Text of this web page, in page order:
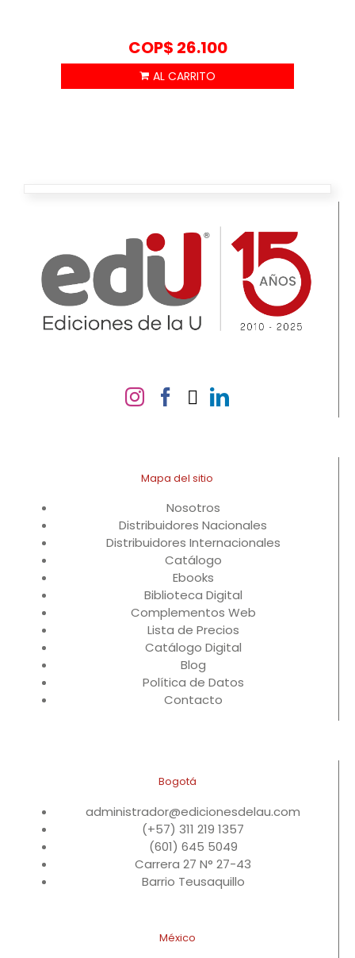
COP$ 26.100
Mapa del sitio
Nosotros
Distribuidores Nacionales
Distribuidores Internacionales
Catálogo
Ebooks
Biblioteca Digital
Complementos Web
Lista de Precios
Catálogo Digital
Blog
Política de Datos
Contacto
Bogotá
administrador@edicionesdelau.com
(+57) 311 219 1357
(601) 645 5049
Carrera 27 N° 27-43
Barrio Teusaquillo
México